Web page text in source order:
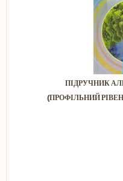
ПІДРУЧНИК
(ПРОФІЛЬНИЙ